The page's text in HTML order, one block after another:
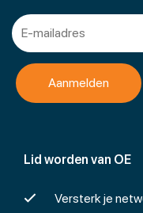
Lid worden van OE
Versterk je